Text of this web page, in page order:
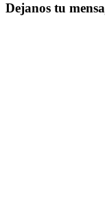
Dejanos tu